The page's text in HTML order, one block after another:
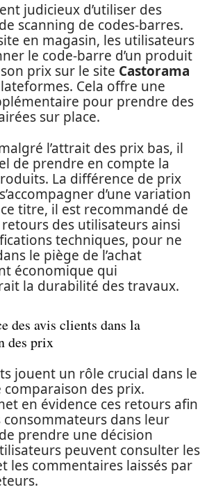
judicieux d’utiliser des
scanning de codes-barres.
en magasin, les utilisateurs
le code-barre d’un produit
prix sur le site Castorama
Cela offre une
pour prendre des
sur place.
l’attrait des prix bas, il
de prendre en compte la
La différence de prix
d’une variation
titre, il est recommandé de
des utilisateurs ainsi
techniques, pour ne
le piège de l’achat
économique qui
la durabilité des travaux.
des avis clients dans la
des prix
jouent un rôle crucial dans le
comparaison des prix.
en évidence ces retours afin
consommateurs dans leur
prendre une décision
peuvent consulter les
les commentaires laissés par